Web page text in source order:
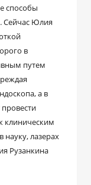
способы
Сейчас Юлия
в
путем
а в
клиническим
лазерах
Рузанкина